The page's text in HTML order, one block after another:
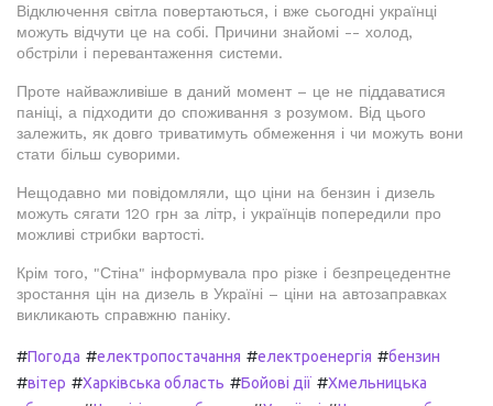
Відключення світла повертаються, і вже сьогодні українці
можуть відчути це на собі. Причини знайомі -- холод,
обстріли і перевантаження системи.
Проте найважливіше в даний момент – це не піддаватися
паніці, а підходити до споживання з розумом. Від цього
залежить, як довго триватимуть обмеження і чи можуть вони
стати більш суворими.
Нещодавно ми повідомляли, що ціни на бензин і дизель
можуть сягати 120 грн за літр, і українців попередили про
можливі стрибки вартості.
Крім того, "Стіна" інформувала про різке і безпрецедентне
зростання цін на дизель в Україні – ціни на автозаправках
викликають справжню паніку.
#Погода #електропостачання #електроенергія #бензин
#вітер #Харківська область #Бойові дії #Хмельницька